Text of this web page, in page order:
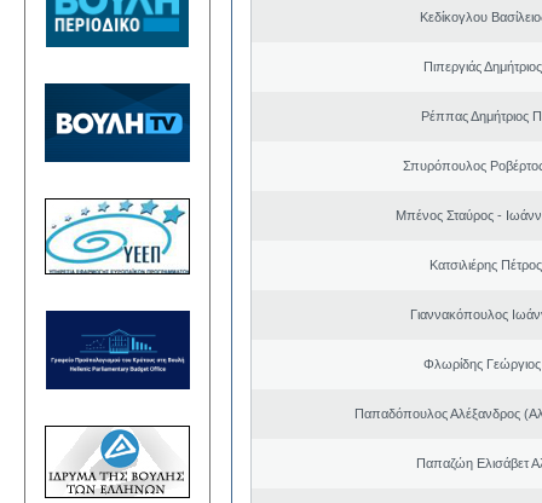
Κεδίκογλου
Πιπεργιάς
Ρέππας Δημήτριος
Σπυρόπουλος
Μπένος Σταύρος -
Κατσιλιέρης
Γιαννακόπουλος
Φλωρίδης Γεώργιος
Παπαδόπουλος Αλέξανδρος
Παπαζώη Ελισάβετ